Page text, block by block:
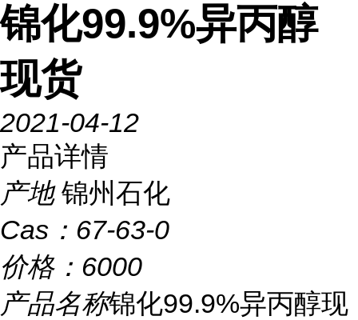
锦化99.9%异丙醇
现货
2021-04-12
产品详情
产地 锦州石化
Cas： 67-63-0
价格： 6000
产品名称锦化99.9%异丙醇现